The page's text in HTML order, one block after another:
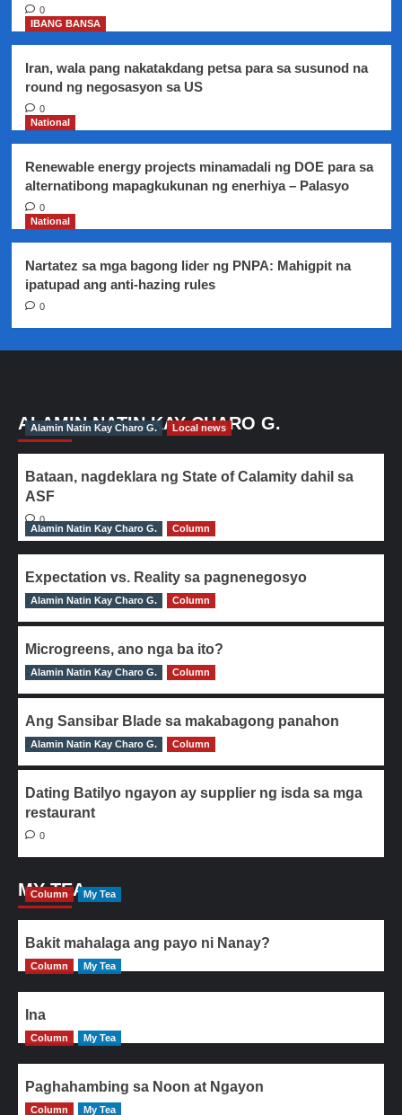
0
IBANG BANSA
Iran, wala pang nakatakdang petsa para sa susunod na
round ng negosasyon sa US
0
National
Renewable energy projects minamadali ng DOE para sa
alternatibong mapagkukunan ng enerhiya – Palasyo
0
National
Nartatez sa mga bagong lider ng PNPA: Mahigpit na
ipatupad ang anti-hazing rules
0
ALAMIN NATIN KAY CHARO G.
Alamin Natin Kay Charo G. Local news
Bataan, nagdeklara ng State of Calamity dahil sa
ASF
0
Alamin Natin Kay Charo G.
Column
Expectation vs. Reality sa pagnenegosyo
0
Alamin Natin Kay Charo G. Column
Microgreens, ano nga ba ito?
0
Alamin Natin Kay Charo G. Column
Ang Sansibar Blade sa makabagong panahon
0
Alamin Natin Kay Charo G. Column
Dating Batilyo ngayon ay supplier ng isda sa mga
restaurant
0
MY TEA
Column My Tea
Bakit mahalaga ang payo ni Nanay?
Column My Tea
Ina
Column My Tea
Paghahambing sa Noon at Ngayon
Column My Tea